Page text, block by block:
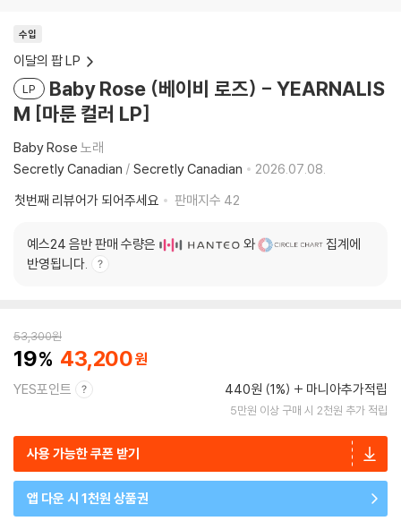
수입
이달의 팝 LP
LP
Baby Rose (베이비 로즈) - YEARNALIS
M [마룬 컬러 LP]
Baby Rose 노래
Secretly Canadian / Secretly Canadian
2026.07.08.
첫번째 리뷰어가 되어주세요
판매지수 42
예스24 음반 판매 수량은 와
집계에
반영됩니다.
53,300원
19 43,200
YES포인트 440원 (1%) 마니아추가적립
5만원 이상 구매 시 2천원 추가 적립
사용 가능한 쿠폰 받기
앱 다운 시 1천원 상품권